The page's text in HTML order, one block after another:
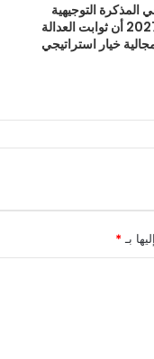
التوجيهية
حول ميزانية 2027 أن ثوابت العدالة
خيار استراتيجي
بـ*